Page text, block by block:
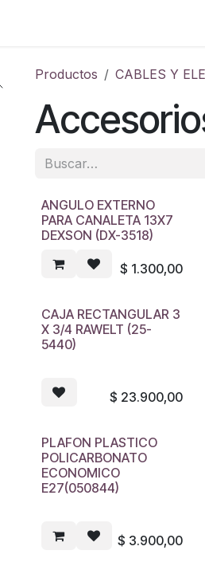
Productos CABLES Y
ANGULO EXTERNO
PARA CANALETA 13X7
DEXSON (DX-3518)
$ 1.300,00
CAJA RECTANGULAR 3
X 3/4 RAWELT (25-
5440)
$ 23.900,00
PLAFON PLASTICO
POLICARBONATO
ECONOMICO
E27(050844)
$ 3.900,00